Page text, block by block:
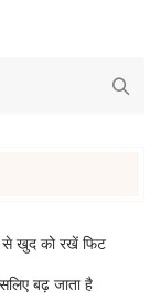
से खुद को रखें फिट
बढ़ जाता है